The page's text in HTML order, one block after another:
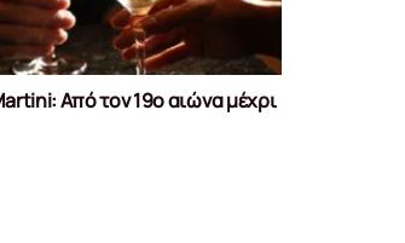
Από τον 19ο αιώνα μέχρι